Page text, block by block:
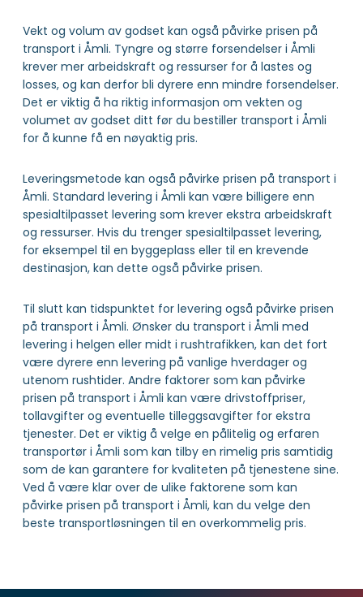
Vekt og volum av godset kan også påvirke prisen på
transport i Åmli. Tyngre og større forsendelser i Åmli
krever mer arbeidskraft og ressurser for å lastes og
losses, og kan derfor bli dyrere enn mindre forsendelser.
Det er viktig å ha riktig informasjon om vekten og
volumet av godset ditt før du bestiller transport i Åmli
for å kunne få en nøyaktig pris.
Leveringsmetode kan også påvirke prisen på transport i
Åmli. Standard levering i Åmli kan være billigere enn
spesialtilpasset levering som krever ekstra arbeidskraft
og ressurser. Hvis du trenger spesialtilpasset levering,
for eksempel til en byggeplass eller til en krevende
destinasjon, kan dette også påvirke prisen.
Til slutt kan tidspunktet for levering også påvirke prisen
på transport i Åmli. Ønsker du transport i Åmli med
levering i helgen eller midt i rushtrafikken, kan det fort
være dyrere enn levering på vanlige hverdager og
utenom rushtider. Andre faktorer som kan påvirke
prisen på transport i Åmli kan være drivstoffpriser,
tollavgifter og eventuelle tilleggsavgifter for ekstra
tjenester. Det er viktig å velge en pålitelig og erfaren
transportør i Åmli som kan tilby en rimelig pris samtidig
som de kan garantere for kvaliteten på tjenestene sine.
Ved å være klar over de ulike faktorene som kan
påvirke prisen på transport i Åmli, kan du velge den
beste transportløsningen til en overkommelig pris.